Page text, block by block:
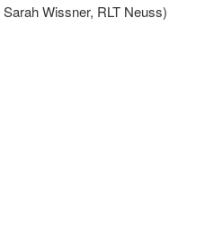
Wissner, RLT Neuss)